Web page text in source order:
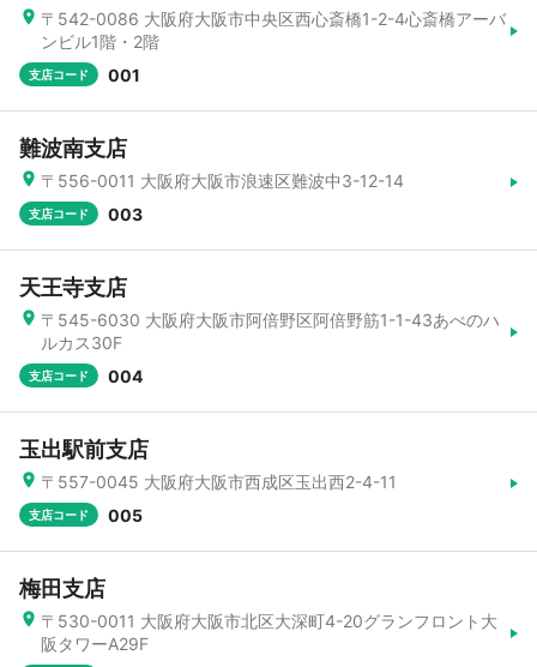
〒542-0086 大阪府大阪市中央区西心斎橋1-2-4心斎橋アーバ
ンビル1階・2階
支店コード 001
難波南支店
〒556-0011 大阪府大阪市浪速区難波中3-12-14
支店コード 003
天王寺支店
〒545-6030 大阪府大阪市阿倍野区阿倍野筋1-1-43あべのハ
ルカス30F
支店コード 004
玉出駅前支店
〒557-0045 大阪府大阪市西成区玉出西2-4-11
支店コード 005
梅田支店
〒530-0011 大阪府大阪市北区大深町4-20グランフロント大
阪タワーA29F